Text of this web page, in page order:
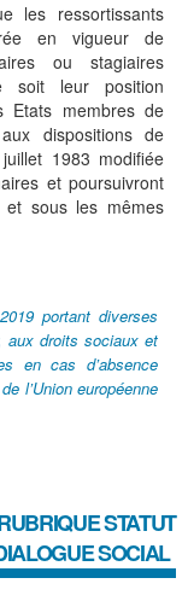
les ressortissants
en vigueur de
ou stagiaires
soit leur position
Etats membres de
dispositions de
1983 modifiée
et poursuivront
et sous les mêmes
portant diverses
aux droits sociaux et
en cas d’absence
l’Union européenne
STATUT
SOCIAL